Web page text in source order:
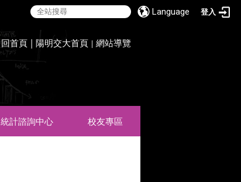
Language 登入
回首頁 | 陽明交大首頁 |網站導覽
統計諮詢中心 校友專區